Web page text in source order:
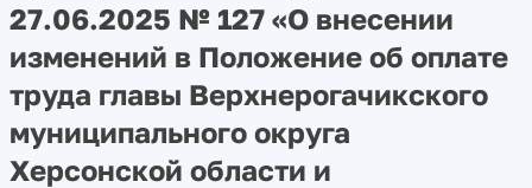
27.06.2025 № 127 «О внесении
изменений в Положение об оплате
труда главы Верхнерогачикского
муниципального округа
Херсонской области и